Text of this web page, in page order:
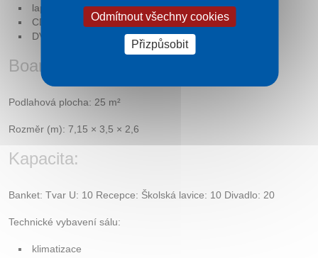
laptop
CD přehrávač
DVD přehrávač
Board
Podlahová plocha: 25 m²
Rozměr (m): 7,15 × 3,5 × 2,6
Kapacita:
Banket: Tvar U: 10 Recepce: Školská lavice: 10 Divadlo: 20
Technické vybavení sálu:
klimatizace
Odmítnout všechny cookies
Přizpůsobit